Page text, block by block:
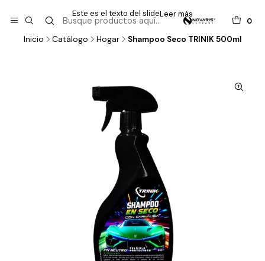
0
Este es el texto del slideLeer más
Inicio Catálogo Hogar Shampoo Seco TRINIK 500ml